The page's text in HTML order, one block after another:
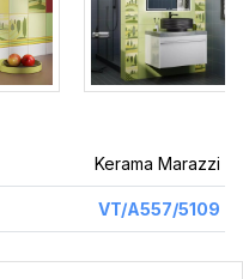
Kerama Marazzi
VT/A557/5109